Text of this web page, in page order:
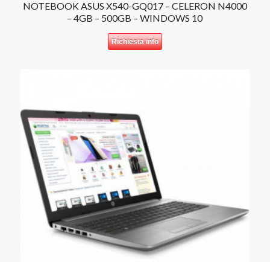
NOTEBOOK ASUS X540-GQ017 – CELERON N4000
– 4GB – 500GB – WINDOWS 10
Richiesta info